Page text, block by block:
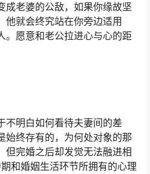
成老婆的公敌，如果你缘故坚
他就会终究站在你旁边适用
。愿意和老公拉进心与心的距
不明白如何看待夫妻间的差
始终存有的，为何处对象的那
但完婚之后却发觉无法融进相
和婚姻生活环节所拥有的心理